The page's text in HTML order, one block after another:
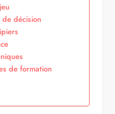
décision
de formation